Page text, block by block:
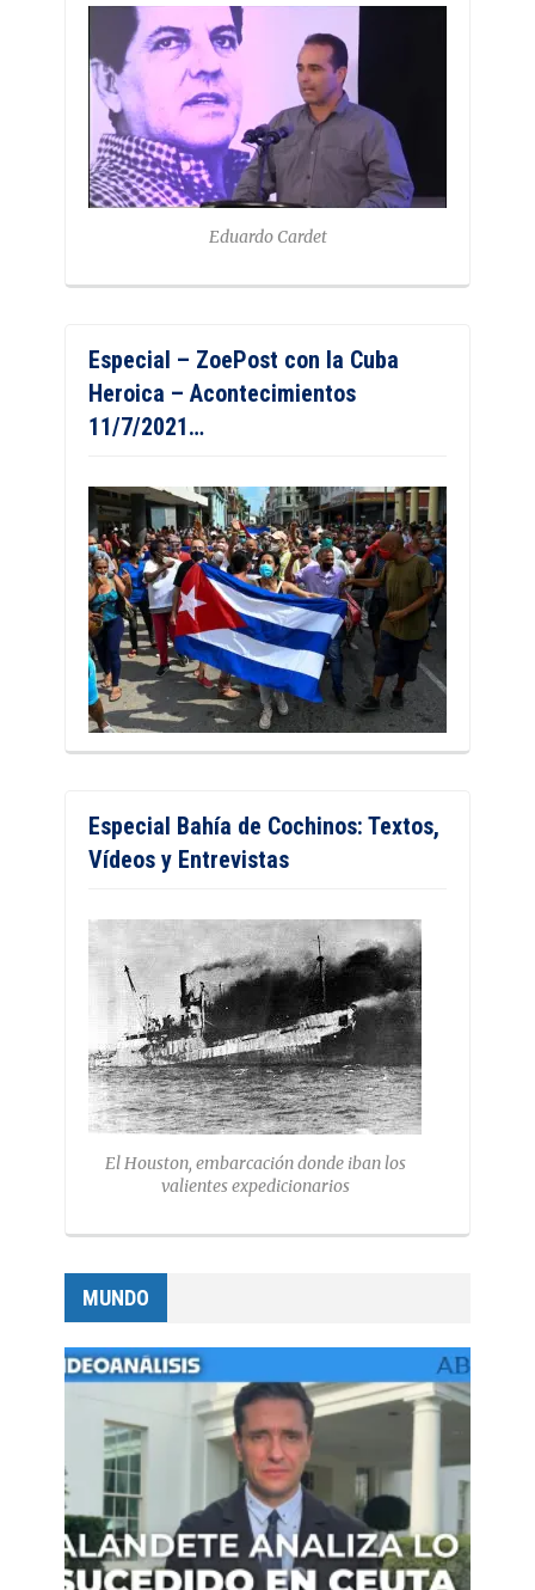
Eduardo Cardet
Especial – ZoePost con la Cuba
Heroica – Acontecimientos
11/7/2021…
Especial Bahía de Cochinos: Textos,
Vídeos y Entrevistas
El Houston, embarcación donde iban los
valientes expedicionarios
MUNDO